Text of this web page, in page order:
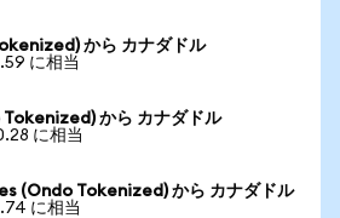
から カナダドル
に相当
から カナダドル
に相当
(Ondo Tokenized) から カナダドル
に相当